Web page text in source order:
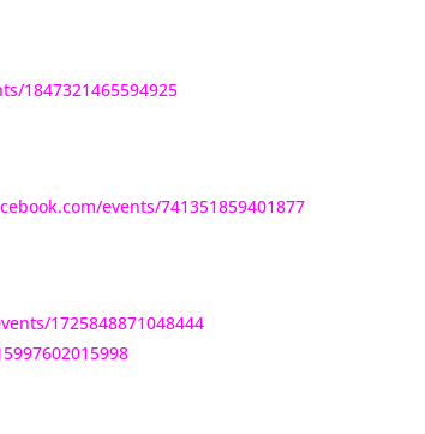
1847321465594925
events/741351859401877
1725848871048444